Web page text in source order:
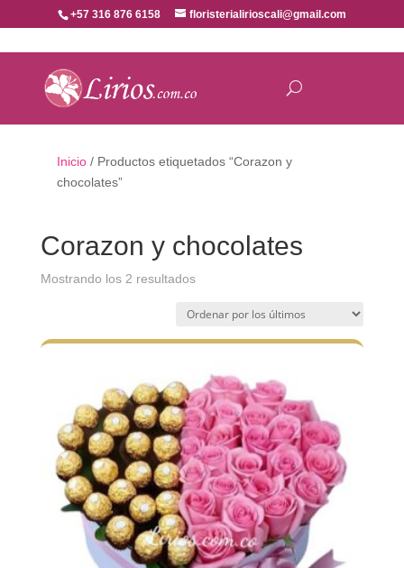
+57 316 876 6158 floristerialirioscali@gmail.com
Inicio/ Productos etiquetados “Corazon y
chocolates”
Corazon y chocolates
Mostrando los 2 resultadosOrdenado
los
últimos